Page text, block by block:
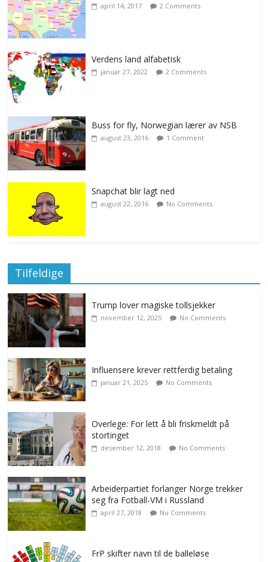
april 14, 2017 2 Comments
Verdens land alfabetisk
januar 27, 2022 2 Comments
Buss for fly, Norwegian lærer av NSB
august 23, 2016 1 Comment
Snapchat blir lagt ned
august 22, 2016 No Comments
Tilfeldige
Trump lover magiske tollsjekker
november 12, 2025 No Comments
Influensere krever rettferdig betaling
januar 21, 2025 No Comments
Overlege: For lett å bli friskmeldt på
stortinget
desember 12, 2018 No Comments
Arbeiderpartiet forlanger Norge trekker
seg fra Fotball-VM i Russland
april 27, 2018 No Comments
FrP skifter navn til de balleløse